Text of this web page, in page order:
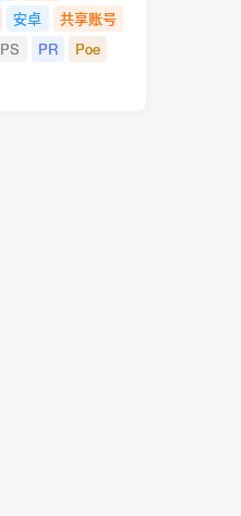
安卓
共享账号
PS PR
Poe